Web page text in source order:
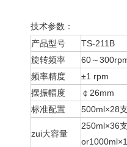
技术参数：
产品型号
TS-211B
旋转频率
60～
频率精度
±1 rpm
摆振幅度
￠26mm
标准配置
500ml×28
zui大容量
250ml×36